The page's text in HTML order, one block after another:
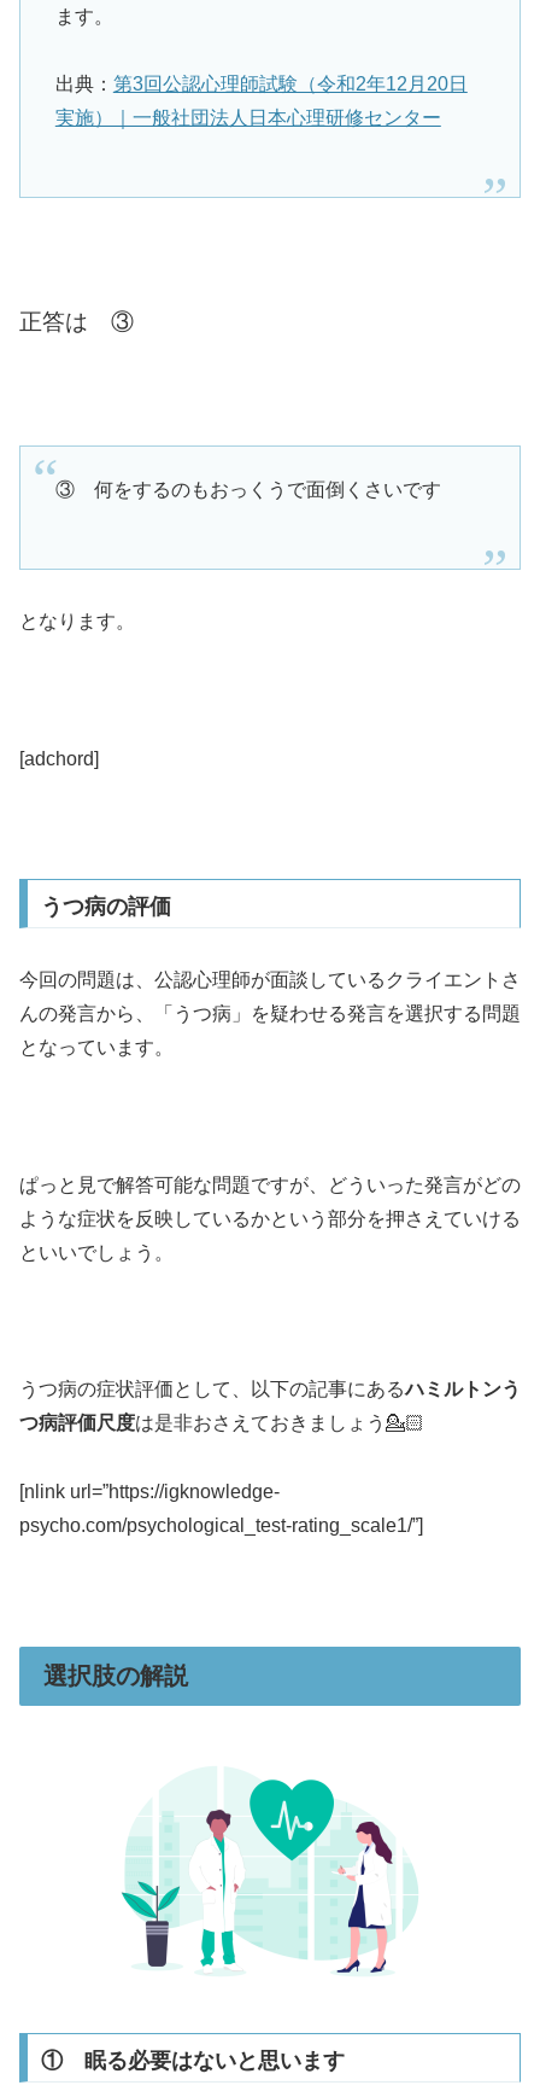
ます。
出典： 第3回公認心理師試験（令和2年12月20日
実施）｜一般社団法人日本心理研修センター
正答は ③
③ 何をするのもおっくうで面倒くさいです
となります。
[adchord]
うつ病の評価
今回の問題は、公認心理師が面談しているクライエントさ
んの発言から、「うつ病」を疑わせる発言を選択する問題
となっています。
ぱっと見で解答可能な問題ですが、どういった発言がどの
ような症状を反映しているかという部分を押さえていける
といいでしょう。
うつ病の症状評価として、以下の記事にあるハミルトンう
つ病評価尺度は是非おさえておきましょう💁🏻
[nlink url=”https://igknowledge-
psycho.com/psychological_test-rating_scale1/”]
選択肢の解説
① 眠る必要はないと思います